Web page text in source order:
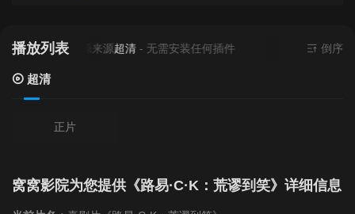
播放列表
当前资源来源超清- 无需安装任何插件 倒序
超清
正片
窝窝影院为您提供《路易·C·K：荒谬到笑》详细信息